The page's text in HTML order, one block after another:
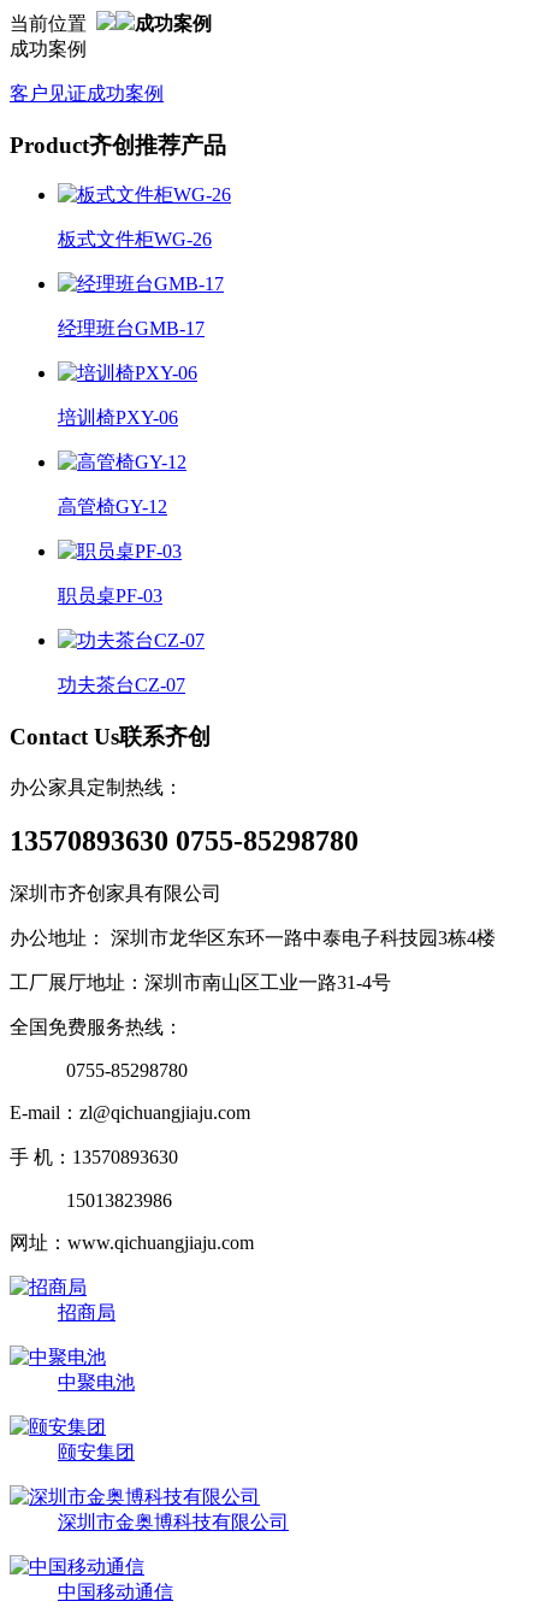
当前位置
成功案例
成功案例
客户见证成功案例
Product齐创推荐产品
板式文件柜WG-26
经理班台GMB-17
培训椅PXY-06
高管椅GY-12
职员桌PF-03
功夫茶台CZ-07
Contact Us联系齐创
办公家具定制热线：
13570893630 0755-85298780
深圳市齐创家具有限公司
办公地址： 深圳市龙华区东环一路中泰电子科技园3栋4楼
工厂展厅地址：深圳市南山区工业一路31-4号
全国免费服务热线：
0755-85298780
E-mail：zl@qichuangjiaju.com
手 机：13570893630
15013823986
网址：www.qichuangjiaju.com
招商局
中聚电池
颐安集团
深圳市金奥博科技有限公司
中国移动通信